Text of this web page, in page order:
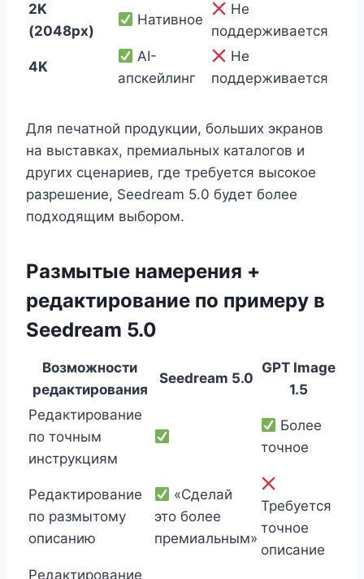
2K
(2048px)
Нативное
Не
поддерживается
4K
AI-
апскейлинг
Не
поддерживается
Для печатной продукции, больших экранов
на выставках, премиальных каталогов и
других сценариев, где требуется высокое
разрешение, Seedream 5.0 будет более
подходящим выбором.
Размытые намерения +
редактирование по примеру в
Seedream 5.0
Возможности
редактирования
Seedream 5.0
GPT Image
1.5
Редактирование
по точным
инструкциям
Более
точное
Редактирование
по размытому
описанию
«Сделай
это более
премиальным»
Требуется
точное
описание
Редактирование